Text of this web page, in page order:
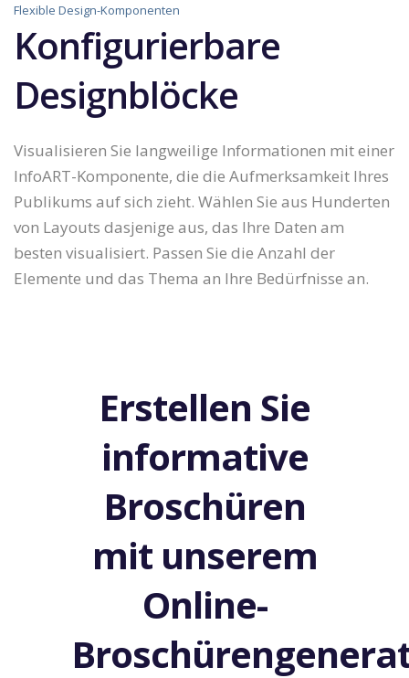
Flexible Design-Komponenten
Konfigurierbare
Designblöcke
Visualisieren Sie langweilige Informationen mit einer
InfoART-Komponente, die die Aufmerksamkeit Ihres
Publikums auf sich zieht. Wählen Sie aus Hunderten
von Layouts dasjenige aus, das Ihre Daten am
besten visualisiert. Passen Sie die Anzahl der
Elemente und das Thema an Ihre Bedürfnisse an.
Erstellen Sie
informative
Broschüren
mit unserem
Online-